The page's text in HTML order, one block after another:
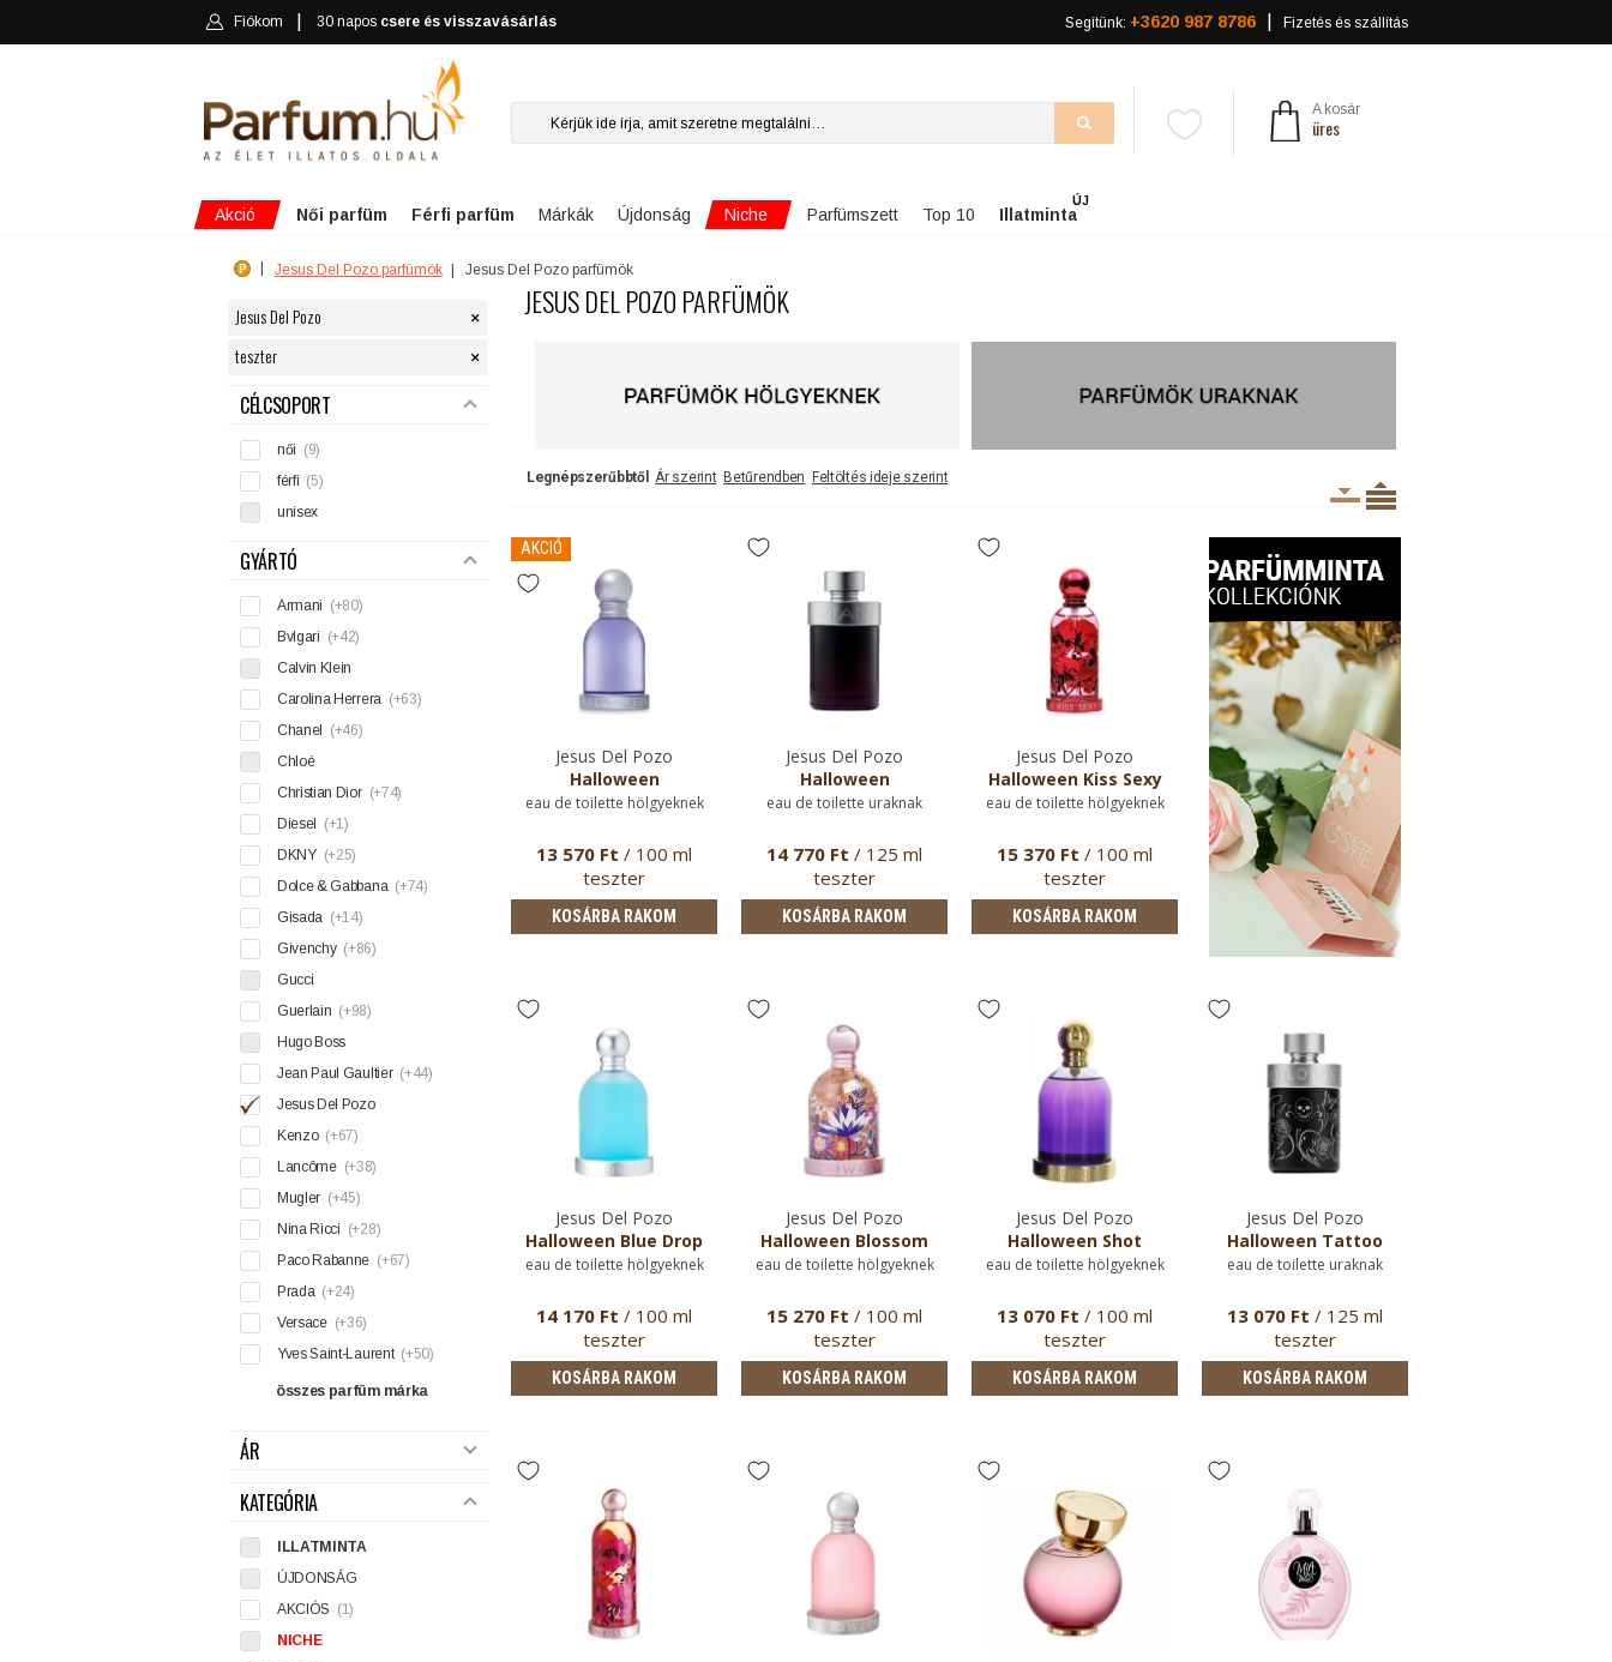
Fiókom 30 napos csere és visszavásárlás Segítünk: +3620 987 8786 Fizetés és szállítás
A kosár
üres
Akció Női parfüm Férfi parfüm Márkák Újdonság Niche Parfümszett Top 10 Illatminta
ÚJ
Jesus Del Pozo parfümök Jesus Del Pozo parfümök
Jesus Del Pozo ×
teszter ×
SZŰRÉS
CÉLCSOPORT
női (9)
férfi (5)
unisex
GYÁRTÓ
Armani (+80)
Bvlgari (+42)
Calvin Klein
Carolina Herrera (+63)
Chanel
(+46)
Chloé
Christian Dior (+74)
Diesel
(+1)
DKNY (+25)
Dolce & Gabbana (+74)
Gisada (+14)
Givenchy (+86)
Gucci
Guerlain (+98)
Hugo Boss
Jean Paul Gaultier (+44)
Jesus Del Pozo
Kenzo (+67)
Lancôme (+38)
Mugler (+45)
Nina Ricci (+28)
Paco Rabanne (+67)
Prada (+24)
Versace (+36)
Yves Saint-Laurent (+50)
összes parfüm márka
ÁR
KATEGÓRIA
ILLATMINTA
ÚJDONSÁG
AKCIÓS (1)
NICHE
JESUS DEL POZO PARFÜMÖK
Legnépszerűbbtől Ár szerint Betűrendben Feltöltés ideje szerint
AKCIÓ
Jesus Del Pozo
Halloween
eau de toilette hölgyeknek
13 570 Ft / 100 ml
teszter
KOSÁRBA RAKOM
Jesus Del Pozo
Halloween
eau de toilette uraknak
14 770 Ft / 125 ml
teszter
KOSÁRBA RAKOM
Jesus Del Pozo
Halloween Kiss Sexy
eau de toilette hölgyeknek
15 370 Ft / 100 ml
teszter
KOSÁRBA RAKOM
Jesus Del Pozo
Halloween Blue Drop
eau de toilette hölgyeknek
14 170 Ft / 100 ml
teszter
KOSÁRBA RAKOM
Jesus Del Pozo
Halloween Blossom
eau de toilette hölgyeknek
15 270 Ft / 100 ml
teszter
KOSÁRBA RAKOM
Jesus Del Pozo
Halloween Shot
eau de toilette hölgyeknek
13 070 Ft / 100 ml
teszter
KOSÁRBA RAKOM
Jesus Del Pozo
Halloween Tattoo
eau de toilette uraknak
13 070 Ft / 125 ml
teszter
KOSÁRBA RAKOM